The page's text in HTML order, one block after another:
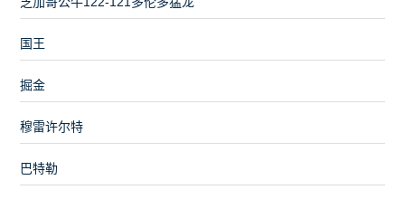
国王
掘金
穆雷许尔特
巴特勒